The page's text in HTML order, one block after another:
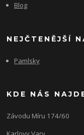
Blog
NEJČTENĚJŠÍ
Pamlsky
KDE NÁS
Závodu Míru 174/60